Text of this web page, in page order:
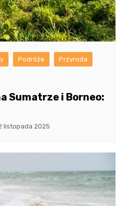
Podróże Przyroda
Sumatrze i Borneo:
listopada 2025